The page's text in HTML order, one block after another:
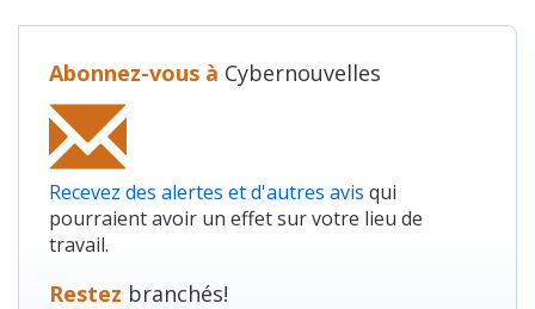
Abonnez-vous à Cybernouvelles
Recevez des alertes et d'autres avis qui
pourraient avoir un effet sur votre lieu de
travail.
Restez branchés!